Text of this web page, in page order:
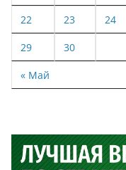
« Май
22 23 24
29 30